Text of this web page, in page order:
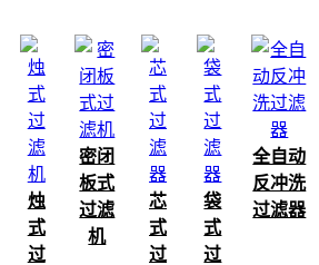
烛
式
过
密闭
板式
过滤
机
芯
式
过
袋
式
过
全自动
反冲洗
过滤器